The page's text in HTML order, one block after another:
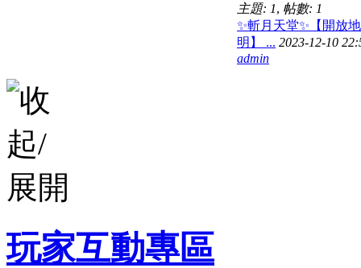
主題: 1, 帖數: 1
✨斬月天堂✨【開放
明】 ... 2023-12-10
admin
玩家互動專區